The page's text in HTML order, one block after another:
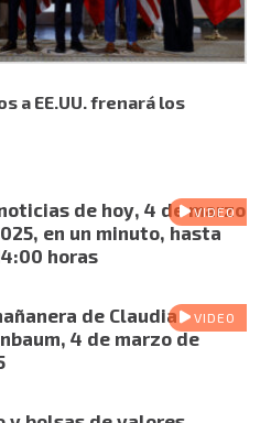
a EE.UU. frenará los
VIDEO
de hoy, 4 de marzo
en un minuto, hasta
horas
VIDEO
de Claudia
4 de marzo de